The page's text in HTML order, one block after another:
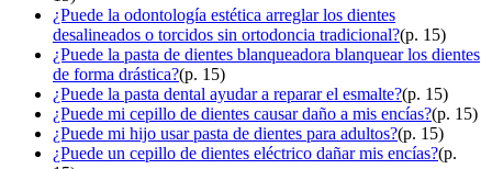
¿Puede la odontología estética arreglar los dientes
desalineados o torcidos sin ortodoncia tradicional?(p. 15)
¿Puede la pasta de dientes blanqueadora blanquear los dientes
de forma drástica?(p. 15)
¿Puede la pasta dental ayudar a reparar el esmalte?(p. 15)
¿Puede mi cepillo de dientes causar daño a mis encías?(p. 15)
¿Puede mi hijo usar pasta de dientes para adultos?(p. 15)
¿Puede un cepillo de dientes eléctrico dañar mis encías?(p.